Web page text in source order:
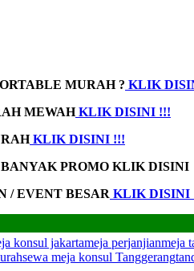
MURAH ? KLIK
MEWAHKLIK DISINI !!!
KLIK DISINI !!!
PROMO KLIK DISINI
/ EVENT BESAR KLIK DISINI
konsul jakartameja perjanjianmeja
sewa meja konsul Tanggerang